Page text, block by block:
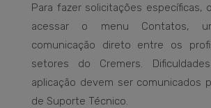
Para fazer solicitações específicas,
acessar o menu Contatos,
comunicação direto entre os
setores do Cremers.
aplicação devem ser comunicados
de Suporte Técnico.